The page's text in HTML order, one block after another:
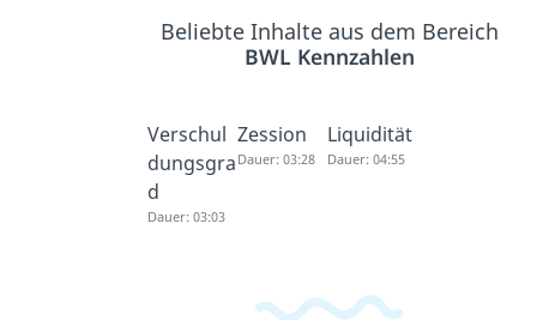
Beliebte Inhalte aus dem Bereich
BWL Kennzahlen
Verschul
dungsgra
d
Dauer: 03:03
Zession
Dauer: 03:28
Liquidität
Dauer: 04:55